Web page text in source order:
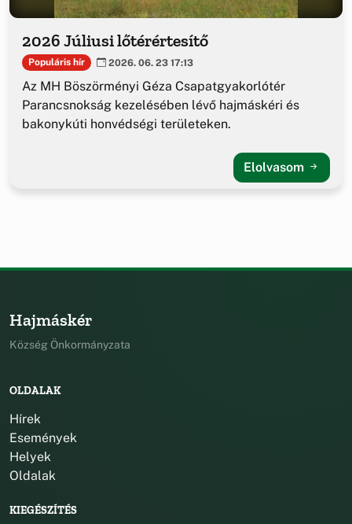
2026 Júliusi lőtérértesítő
Populáris hír 2026. 06. 23 17:13
Az MH Böszörményi Géza Csapatgyakorlótér
Parancsnokság kezelésében lévő hajmáskéri és
bakonykúti honvédségi területeken.
Elolvasom
Hajmáskér
Község Önkormányzata
OLDALAK
Hírek
Események
Helyek
Oldalak
KIEGÉSZÍTÉS